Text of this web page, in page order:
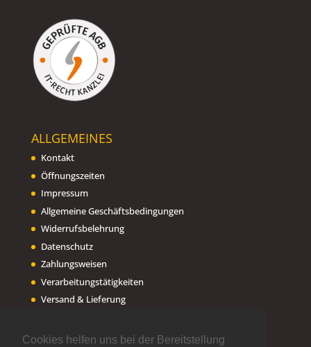
Cookies helfen uns bei der Bereitstellung
ALLGEMEINES
Kontakt
Öffnungszeiten
Impressum
Allgemeine Geschäftsbedingungen
Widerrufsbelehrung
Datenschutz
Zahlungsweisen
Verarbeitungstätigkeiten
Versand & Lieferung
Tools